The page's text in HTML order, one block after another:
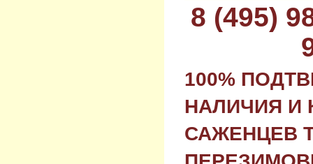
8 (495)
100%
НАЛИЧИЯ И
САЖЕНЦЕВ